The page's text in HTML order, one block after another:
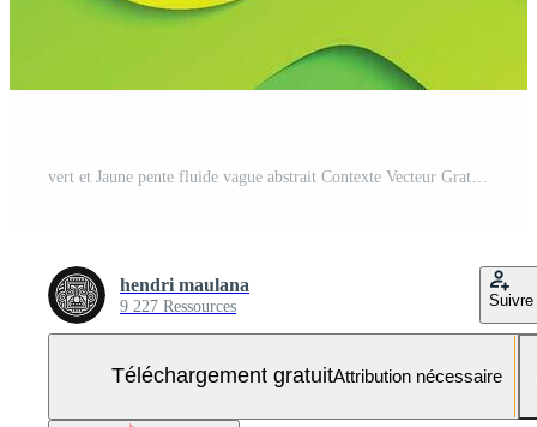
hendri maulana
9 227 Ressources Suivre
Téléchargement gratuitAttribution nécessaire